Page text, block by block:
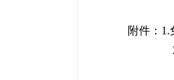
附件： 1.